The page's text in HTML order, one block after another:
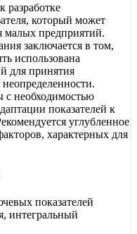
разработке
который может
малых предприятий.
заключается в том,
использована
для принятия
с необходимостью
показателей к
углубленное
характерных для
показателей
интегральный